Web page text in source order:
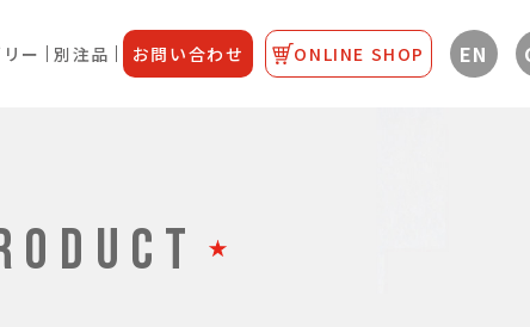
ー 別注品 お問い合わせ ONLINE SHOP EN